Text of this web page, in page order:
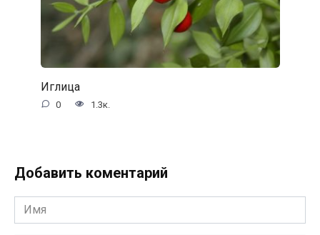
Иглица
0 1.3к.
Добавить коментарий
Имя
*